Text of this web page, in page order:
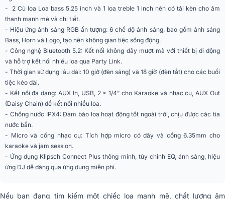
Ứng dụng điều khiển
trên điện thoại
Màu sắc Đen
Phân khúc Tiêu chuẩn
Hiệu ứng ánh sáng
Horn, và Logo
Độ nhạy tối đa
Cổng vào/ra
1/4” (Karaoke, Nhạc cụ), AUX Out
(Daisy Chain)
Thời gian sử dụng
18 giờ (đèn sáng), 10 giờ (đèn tắt)
- 2 Củ loa Loa bass 5.25 inch và 1 loa treble 1 inch nén có tải kèn cho âm
thanh mạnh mẽ và chi tiết.
- Hiệu ứng ánh sáng RGB ấn tượng: 6 chế độ ánh sáng, bao gồm ánh sáng
Bass, Horn và Logo, tạo nên không gian tiệc sống động.
- Công nghệ Bluetooth 5.2: Kết nối không dây mượt mà với thiết bị di động
và hỗ trợ kết nối nhiều loa qua Party Link.
- Thời gian sử dụng lâu dài: 10 giờ (đèn sáng) và 18 giờ (đèn tắt) cho các buổi
tiệc kéo dài.
- Kết nối đa dạng: AUX In, USB, 2 x 1/4” cho Karaoke và nhạc cụ, AUX Out
(Daisy Chain) để kết nối nhiều loa.
- Chống nước IPX4: Đảm bảo loa hoạt động tốt ngoài trời, chịu được các tia
nước bắn.
- Micro và cổng nhạc cụ: Tích hợp micro có dây và cổng 6.35mm cho
karaoke và jam session.
- Ứng dụng Klipsch Connect Plus thông minh, tùy chỉnh EQ, ánh sáng, hiệu
ứng DJ dễ dàng qua ứng dụng miễn phí.
Nếu bạn đang tìm kiếm một chiếc loa mạnh mẽ, chất lượng âm